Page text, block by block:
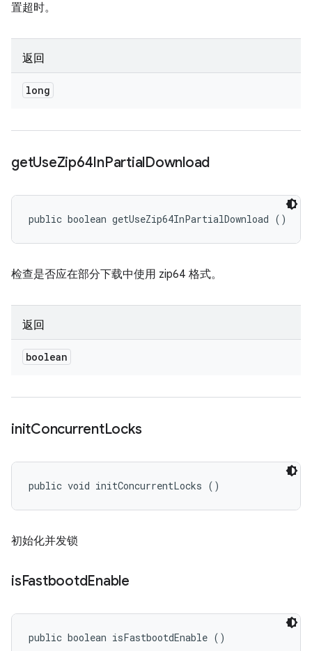
置超时。
返回
long
getUseZip64InPartialDownload
public boolean getUseZip64InPartialDownload ()
检查是否应在部分下载中使用 zip64 格式。
返回
boolean
initConcurrentLocks
public void initConcurrentLocks ()
初始化并发锁
isFastbootdEnable
public boolean isFastbootdEnable ()